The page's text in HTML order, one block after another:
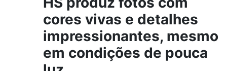
cores vivas e detalhes
impressionantes, mesmo
em condições de pouca